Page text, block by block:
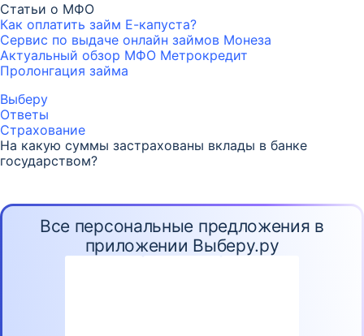
Статьи о МФО
Как оплатить займ Е-капуста?
Сервис по выдаче онлайн займов Монеза
Актуальный обзор МФО Метрокредит
Пролонгация займа
Выберу
Ответы
Страхование
На какую суммы застрахованы вклады в банке
государством?
Все персональные предложения в
приложении Выберу.ру